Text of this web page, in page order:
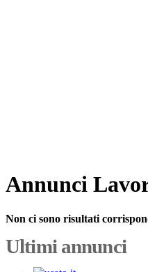
Annunci
Non ci sono risultati
Ultimi annunci